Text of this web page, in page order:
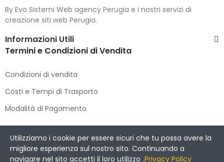
By Evo Sistemi Web agency Perugia e i nostri servizi di
creazione siti web Perugia.
Informazioni Utili
Termini e Condizioni di Vendita
Condizioni di vendita
Costi e Tempi di Trasporto
Modalità di Pagamento
Copyright © 2021 DIMENSIONE CACCIA E PESCA. All Rights
Reserved.
Utilizziamo i cookie per essere sicuri che tu possa avere la
migliore esperienza sul nostro sito. Continuando a
navigare nel sito accetti il loro utilizzo .Privacy Policy